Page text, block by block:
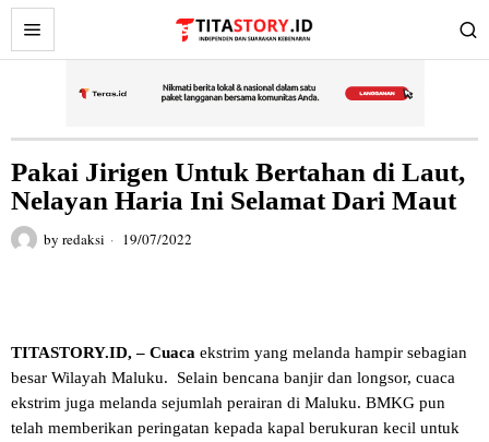
Pakai Jirigen Untuk Bertahan di Laut,
Nelayan Haria Ini Selamat Dari Maut
by redaksi 19/07/2022
TITASTORY.ID, – Cuaca ekstrim yang melanda hampir sebagian
besar Wilayah Maluku. Selain bencana banjir dan longsor, cuaca
ekstrim juga melanda sejumlah perairan di Maluku. BMKG pun
telah memberikan peringatan kepada kapal berukuran kecil untuk